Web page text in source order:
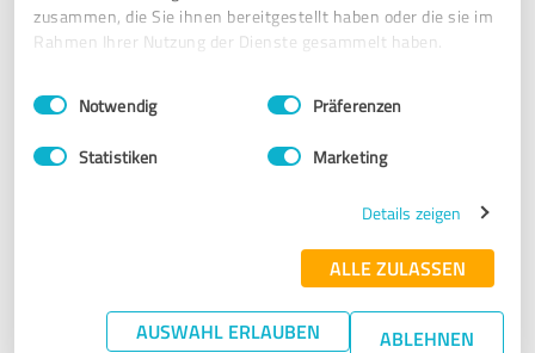
zusammen, die Sie ihnen bereitgestellt haben oder die sie im
Rahmen Ihrer Nutzung der Dienste gesammelt haben.
Impressum Datenschutzbestimmungen
Einwilligungsauswahl
Notwendig Präferenzen
Statistiken Marketing
Details zeigen
ALLE ZULASSEN
AUSWAHL ERLAUBEN ABLEHNEN
Alles super. Schnell, effektiv und effizienz, sehr nett und -
nicht zu unterschätzen - mehr als pünktlich und
Erfahrungsbericht & Bewertung zu:
5,00 von 5